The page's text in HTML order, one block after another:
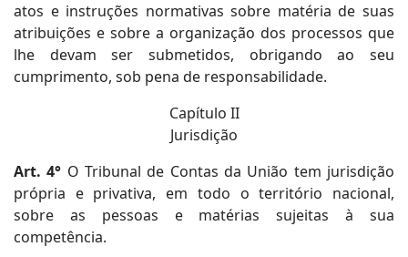
atos e instruções normativas sobre matéria de suas
atribuições e sobre a organização dos processos que
lhe devam ser submetidos, obrigando ao seu
cumprimento, sob pena de responsabilidade.
Capítulo II
Jurisdição
Art. 4° O Tribunal de Contas da União tem jurisdição
própria e privativa, em todo o território nacional,
sobre as pessoas e matérias sujeitas à sua
competência.